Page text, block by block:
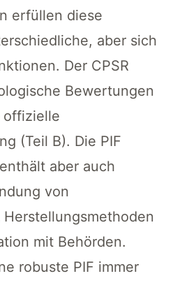
erfüllen diese
aber sich
Der CPSR
Bewertungen
offizielle
(Teil B). Die PIF
aber auch
von
mit Behörden.
robuste PIF immer